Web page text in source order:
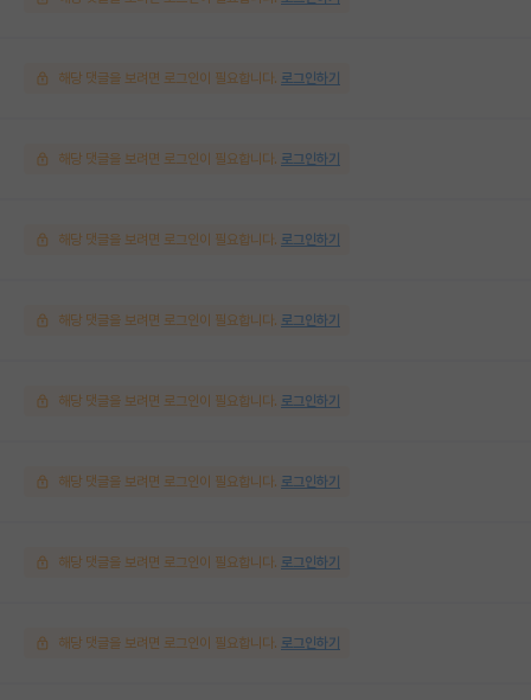
해당 댓글을 보려면 로그인이 필요합니다. 로그인하기
해당 댓글을 보려면 로그인이 필요합니다. 로그인하기
해당 댓글을 보려면 로그인이 필요합니다. 로그인하기
해당 댓글을 보려면 로그인이 필요합니다. 로그인하기
해당 댓글을 보려면 로그인이 필요합니다. 로그인하기
해당 댓글을 보려면 로그인이 필요합니다. 로그인하기
해당 댓글을 보려면 로그인이 필요합니다. 로그인하기
해당 댓글을 보려면 로그인이 필요합니다. 로그인하기